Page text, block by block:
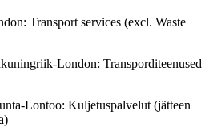
Transport services (excl. Waste
London: Transporditeenused
Lontoo: Kuljetuspalvelut (jätteen